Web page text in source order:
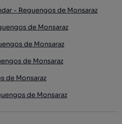
- Reguengos de Monsaraz
de Monsaraz
de Monsaraz
de Monsaraz
de Monsaraz
de Monsaraz